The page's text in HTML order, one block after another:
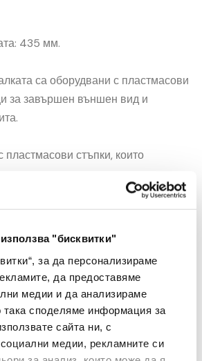
"бисквитки"
за да персонализираме
да предоставяме
медии и да анализираме
споделяме информация за
сайта ни, с
медии, рекламните си
435 мм.
са оборудвани с пластмасови
за завършен външен вид и
пластмасови стъпки, които
Добави в Любими
Добави в количката